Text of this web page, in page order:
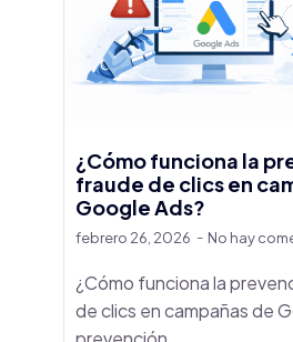
¿Cómo funciona la
fraude de clics en
Google Ads?
febrero 26, 2026 No hay
¿Cómo funciona la
de clics en campañas de